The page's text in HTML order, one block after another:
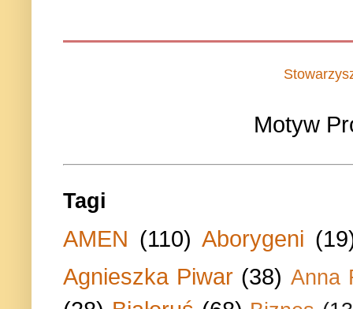
Motyw
Tagi
AMEN (110) Aborygeni
Agnieszka Piwar (38) Anna